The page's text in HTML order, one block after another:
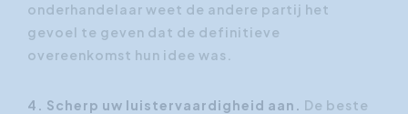
onderhandelaar weet de andere partij het
gevoel te geven dat de definitieve
overeenkomst hun idee was.
4. Scherp uw luistervaardigheid aan. De beste